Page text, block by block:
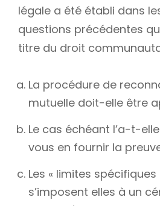
légale a été établi dans
questions précédentes
titre du droit
La procédure de
mutuelle doit-elle être
Le cas échéant l’a-t-
vous en fournir la
Les « limites spécifiques
s’imposent elles à un